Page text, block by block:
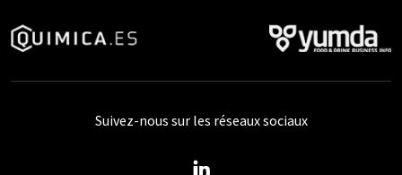
Suivez-nous sur les réseaux sociaux